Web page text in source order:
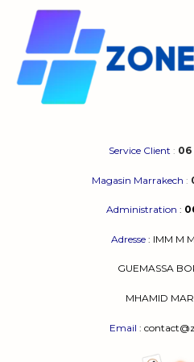
Service Client : 06
Magasin Marrakech :
Administration :
Adresse : IMM M
GUEMASSA
MHAMID
Email :